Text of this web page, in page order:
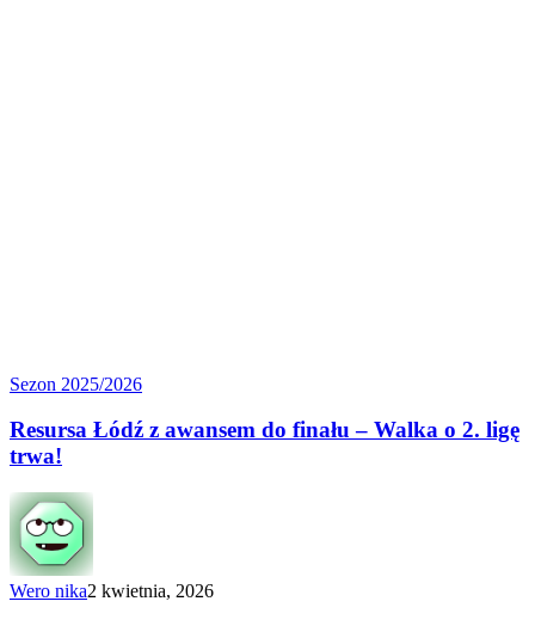
Resursa
z awansem
do finału
–
Walka
o 2.
ligę
trwa!
Sezon 2025/2026
Resursa Łódź z awansem do finału – Walka o 2. ligę
trwa!
Wero nika2 kwietnia, 2026